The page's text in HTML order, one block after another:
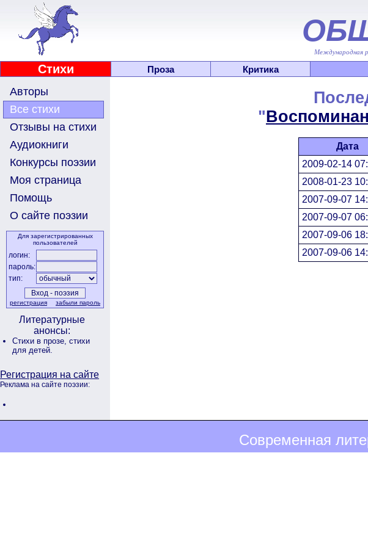
Международная
Стихи Проза Критика
Авторы
Все стихи
Отзывы на стихи
Аудиокниги
Конкурсы поэзии
Моя страница
Помощь
О сайте поэзии
Для зарегистрированных
пользователей
логин:
пароль:
тип:
регистрация забыли пароль
Литературные
анонсы:
Стихи в прозе, стихи
для детей.
Регистрация на сайте
Реклама на сайте поэзии:
"
Дата
2009-02-14
2008-01-23
2007-09-07
2007-09-07
2007-09-06
2007-09-06
Современная